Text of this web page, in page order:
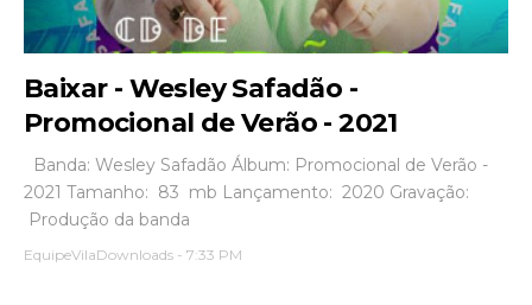
Baixar - Wesley Safadão -
Promocional de Verão - 2021
Banda: Wesley Safadão Álbum: Promocional de Verão -
2021 Tamanho: 83 mb Lançamento: 2020 Gravação:
Produção da banda
EquipeVilaDownloads - 7:33 PM